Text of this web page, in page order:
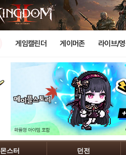
게임캘린더 게이머존 라이브/
몬스터 던전